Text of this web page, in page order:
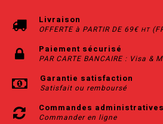
Livraison
OFFERTE à PARTIR DE 69€ HT
Paiement sécurisé
PAR CARTE BANCAIRE : Visa &
Garantie satisfaction
Satisfait ou remboursé
Commandes administratives
Commander en ligne